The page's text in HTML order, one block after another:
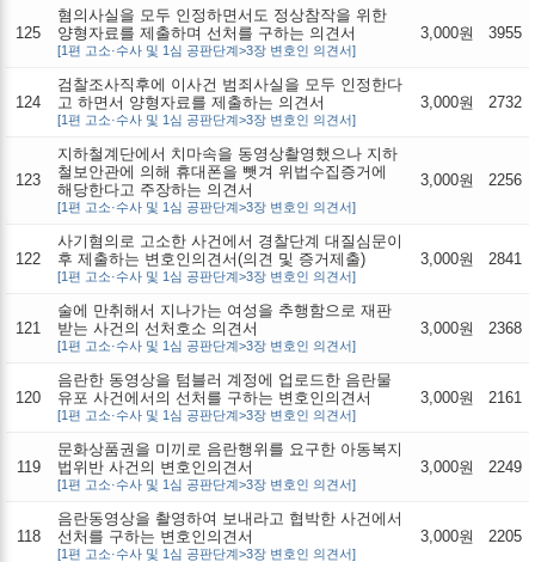
125
혐의사실을 모두 인정하면서도 정상참작을 위한
양형자료를 제출하며 선처를 구하는 의견서
[1편 고소·수사 및 1심 공판단계>3장 변호인 의견서]
3,000원 3955
124
검찰조사직후에 이사건 범죄사실을 모두 인정한다
고 하면서 양형자료를 제출하는 의견서
[1편 고소·수사 및 1심 공판단계>3장 변호인 의견서]
3,000원 2732
123
지하철계단에서 치마속을 동영상촬영했으나 지하
철보안관에 의해 휴대폰을 뺏겨 위법수집증거에
해당한다고 주장하는 의견서
[1편 고소·수사 및 1심 공판단계>3장 변호인 의견서]
3,000원 2256
122
사기혐의로 고소한 사건에서 경찰단계 대질심문이
후 제출하는 변호인의견서(의견 및 증거제출)
[1편 고소·수사 및 1심 공판단계>3장 변호인 의견서]
3,000원 2841
121
술에 만취해서 지나가는 여성을 추행함으로 재판
받는 사건의 선처호소 의견서
[1편 고소·수사 및 1심 공판단계>3장 변호인 의견서]
3,000원 2368
120
음란한 동영상을 텀블러 계정에 업로드한 음란물
유포 사건에서의 선처를 구하는 변호인의견서
[1편 고소·수사 및 1심 공판단계>3장 변호인 의견서]
3,000원 2161
119
문화상품권을 미끼로 음란행위를 요구한 아동복지
법위반 사건의 변호인의견서
[1편 고소·수사 및 1심 공판단계>3장 변호인 의견서]
3,000원 2249
118
음란동영상을 촬영하여 보내라고 협박한 사건에서
선처를 구하는 변호인의견서
[1편 고소·수사 및 1심 공판단계>3장 변호인 의견서]
3,000원 2205